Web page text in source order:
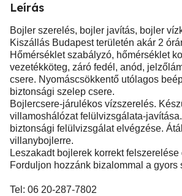
Leírás
Bojler szerelés, bojler javítás, bojler
Kiszállás Budapest területén akár 2
Hőmérséklet szabályzó, hőmérséklet
vezetékköteg, záró fedél, anód,
csere. Nyomáscsökkentő utólagos
biztonsági szelep csere.
Bojlercsere-járulékos vízszerelés.
villamoshálózat felülvizsgálata-
biztonsági felülvizsgálat elvégzése.
villanybojlerre.
Leszakadt bojlerek korrekt felszerelése
Forduljon hozzánk bizalommal a gyors
Tel: 06 20-287-7802